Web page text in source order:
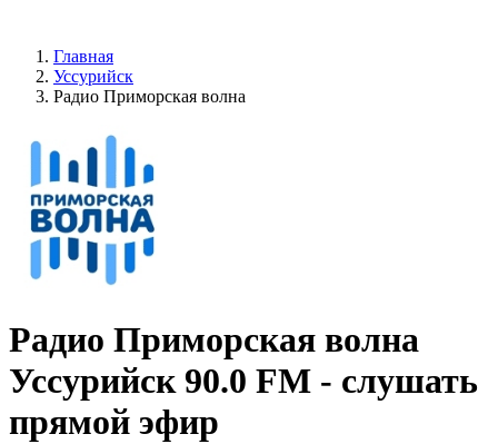
Главная
Уссурийск
Радио Приморская волна
Радио Приморская волна
Уссурийск 90.0 FM - слушать
прямой эфир